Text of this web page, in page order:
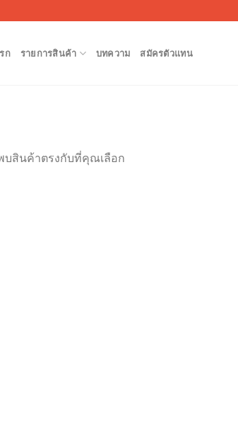
ก รายการสินค้า บทความ สมัครตัวแทน
บสินค้าตรงกับที่คุณเลือก